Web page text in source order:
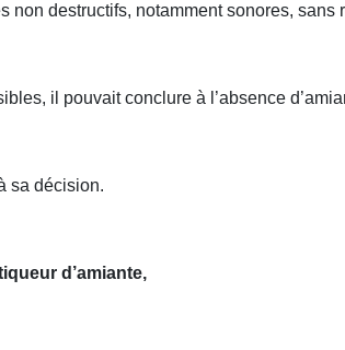
non destructifs, notamment sonores,
il pouvait conclure à l’absence
sa décision.
d’amiante,